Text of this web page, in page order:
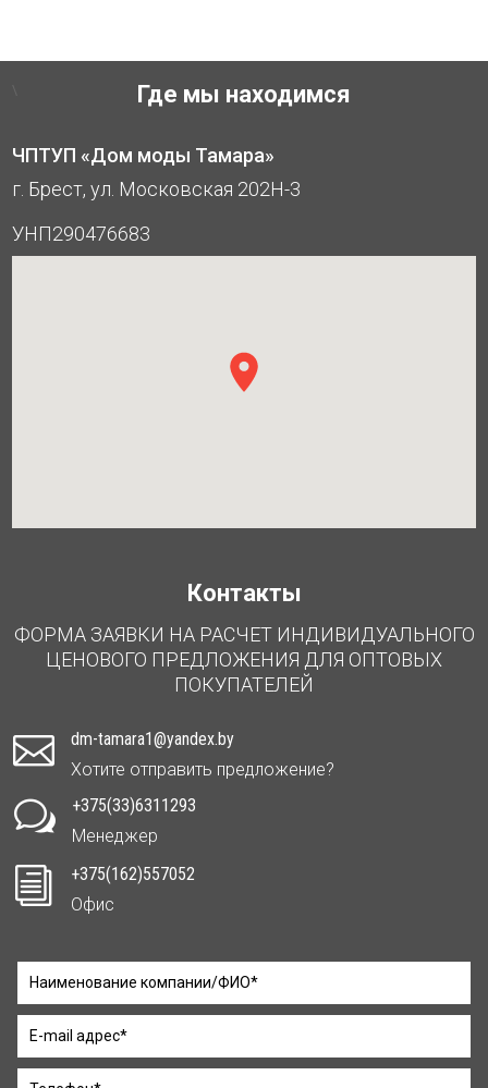
Где мы находимся
ЧПТУП «Дом моды Тамара»
г. Брест, ул. Московская 202Н-3
УНП290476683
Контакты
ФОРМА ЗАЯВКИ НА РАСЧЕТ ИНДИВИДУАЛЬНОГО
ЦЕНОВОГО ПРЕДЛОЖЕНИЯ ДЛЯ ОПТОВЫХ
ПОКУПАТЕЛЕЙ

dm-tamara1@yandex.by
Хотите отправить предложение?
w
+375(33)6311293
Менеджер
i
+375(162)557052
Офис